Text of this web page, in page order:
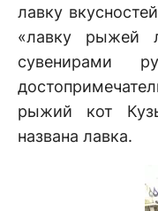
лавку
«лавку рыжей
сувенирами
рыжий кот
названа лавка.